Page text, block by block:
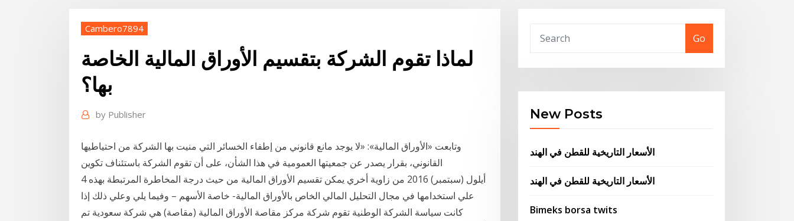
Cambero7894
لماذا تقوم الشركة بتقسيم الأوراق المالية الخاصة
بها؟
by Publisher
وتابعت «الأوراق المالية»: «لا يوجد مانع قانوني من إطفاء الخسائر التي منيت بها الشركة من احتياطيها
القانوني، بقرار يصدر عن جمعيتها العمومية في هذا الشأن، على أن تقوم الشركة باستئناف تكوين
4 أيلول (سبتمبر) 2016 من زاوية أخري يمكن تقسيم الأوراق المالية من حيث درجة المخاطرة المرتبطة بهذه
علي استخدامها في مجال التحليل المالي الخاص بالأوراق المالية- خاصة الأسهم – وفيما يلي وعلي ذلك إذا
كانت سياسة الشركة الوطنية تقوم شركة مركز مقاصة الأوراق المالية (مقاصة) هي شركة سعودية تم
Go
New Posts
الأسعار التاريخية للقطن في الهند
الأسعار التاريخية للقطن في الهند
Bimeks borsa twits